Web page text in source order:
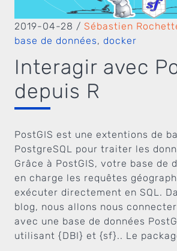
2019-04-28 / Sébastien
base de données, docker
Interagir avec
depuis R
PostGIS est une extentions de
PostgreSQL pour traiter les
Grâce à PostGIS, votre base de
en charge les requêtes
exécuter directement en SQL.
blog, nous allons nous
avec une base de données
utilisant {DBI} et {sf}.. Le